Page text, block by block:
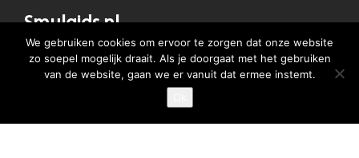
GEEF JE SMULSCORE
Smulgids.nl
Nederlands Frituurcentrum
Blaarthemseweg 72
5502 JW Veldhoven
T :040-7200900 (optie 2)
We gebruiken cookies om ervoor te zorgen dat onze website
zo soepel mogelijk draait. Als je doorgaat met het gebruiken
van de website, gaan we er vanuit dat ermee instemt.